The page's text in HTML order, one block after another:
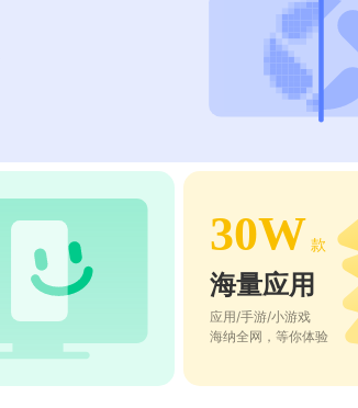
30W 款
海量应用
应用/手游/小游戏
海纳全网，等你体验